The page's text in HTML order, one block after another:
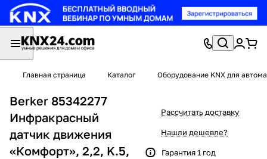
Главная страница Каталог Оборудование KNX для
Berker 85342277
Инфракрасный
датчик движения
«Комфорт», 2,2, K.5,
Рассчитать доставку
Нашли дешевле?
Гарантия 1 год